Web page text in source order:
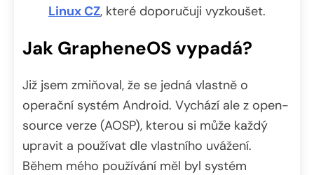
Linux CZ, které doporučuji vyzkoušet.
Jak GrapheneOS vypadá?
Již jsem zmiňoval, že se jedná vlastně o
operační systém Android. Vychází ale z open-
source verze (AOSP), kterou si může každý
upravit a používat dle vlastního uvážení.
Během mého používání měl byl systém